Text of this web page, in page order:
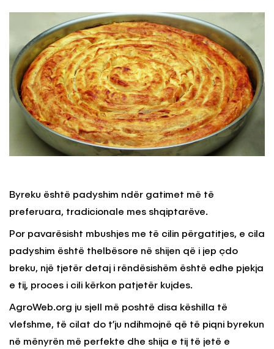
Byreku është padyshim ndër gatimet më të
preferuara, tradicionale mes shqiptarëve.
Por pavarësisht mbushjes me të cilin përgatitjes, e cila
padyshim është thelbësore në shijen që i jep çdo
breku, një tjetër detaj i rëndësishëm është edhe pjekja
e tij, proces i cili kërkon patjetër kujdes.
AgroWeb.org ju sjell më poshtë disa këshilla të
vlefshme, të cilat do t’ju ndihmojnë që të piqni byrekun
në mënyrën më perfekte dhe shija e tij të jetë e